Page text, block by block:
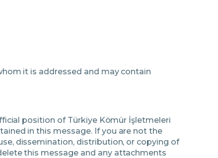
it is addressed and may contain
position of Türkiye Kömür İşletmeleri
in this message. If you are not the
dissemination, distribution, or copying of
this message and any attachments